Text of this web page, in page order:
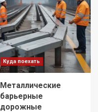
Куда поехать
Металлические
барьерные
дорожные